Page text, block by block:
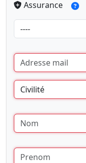
Assurance